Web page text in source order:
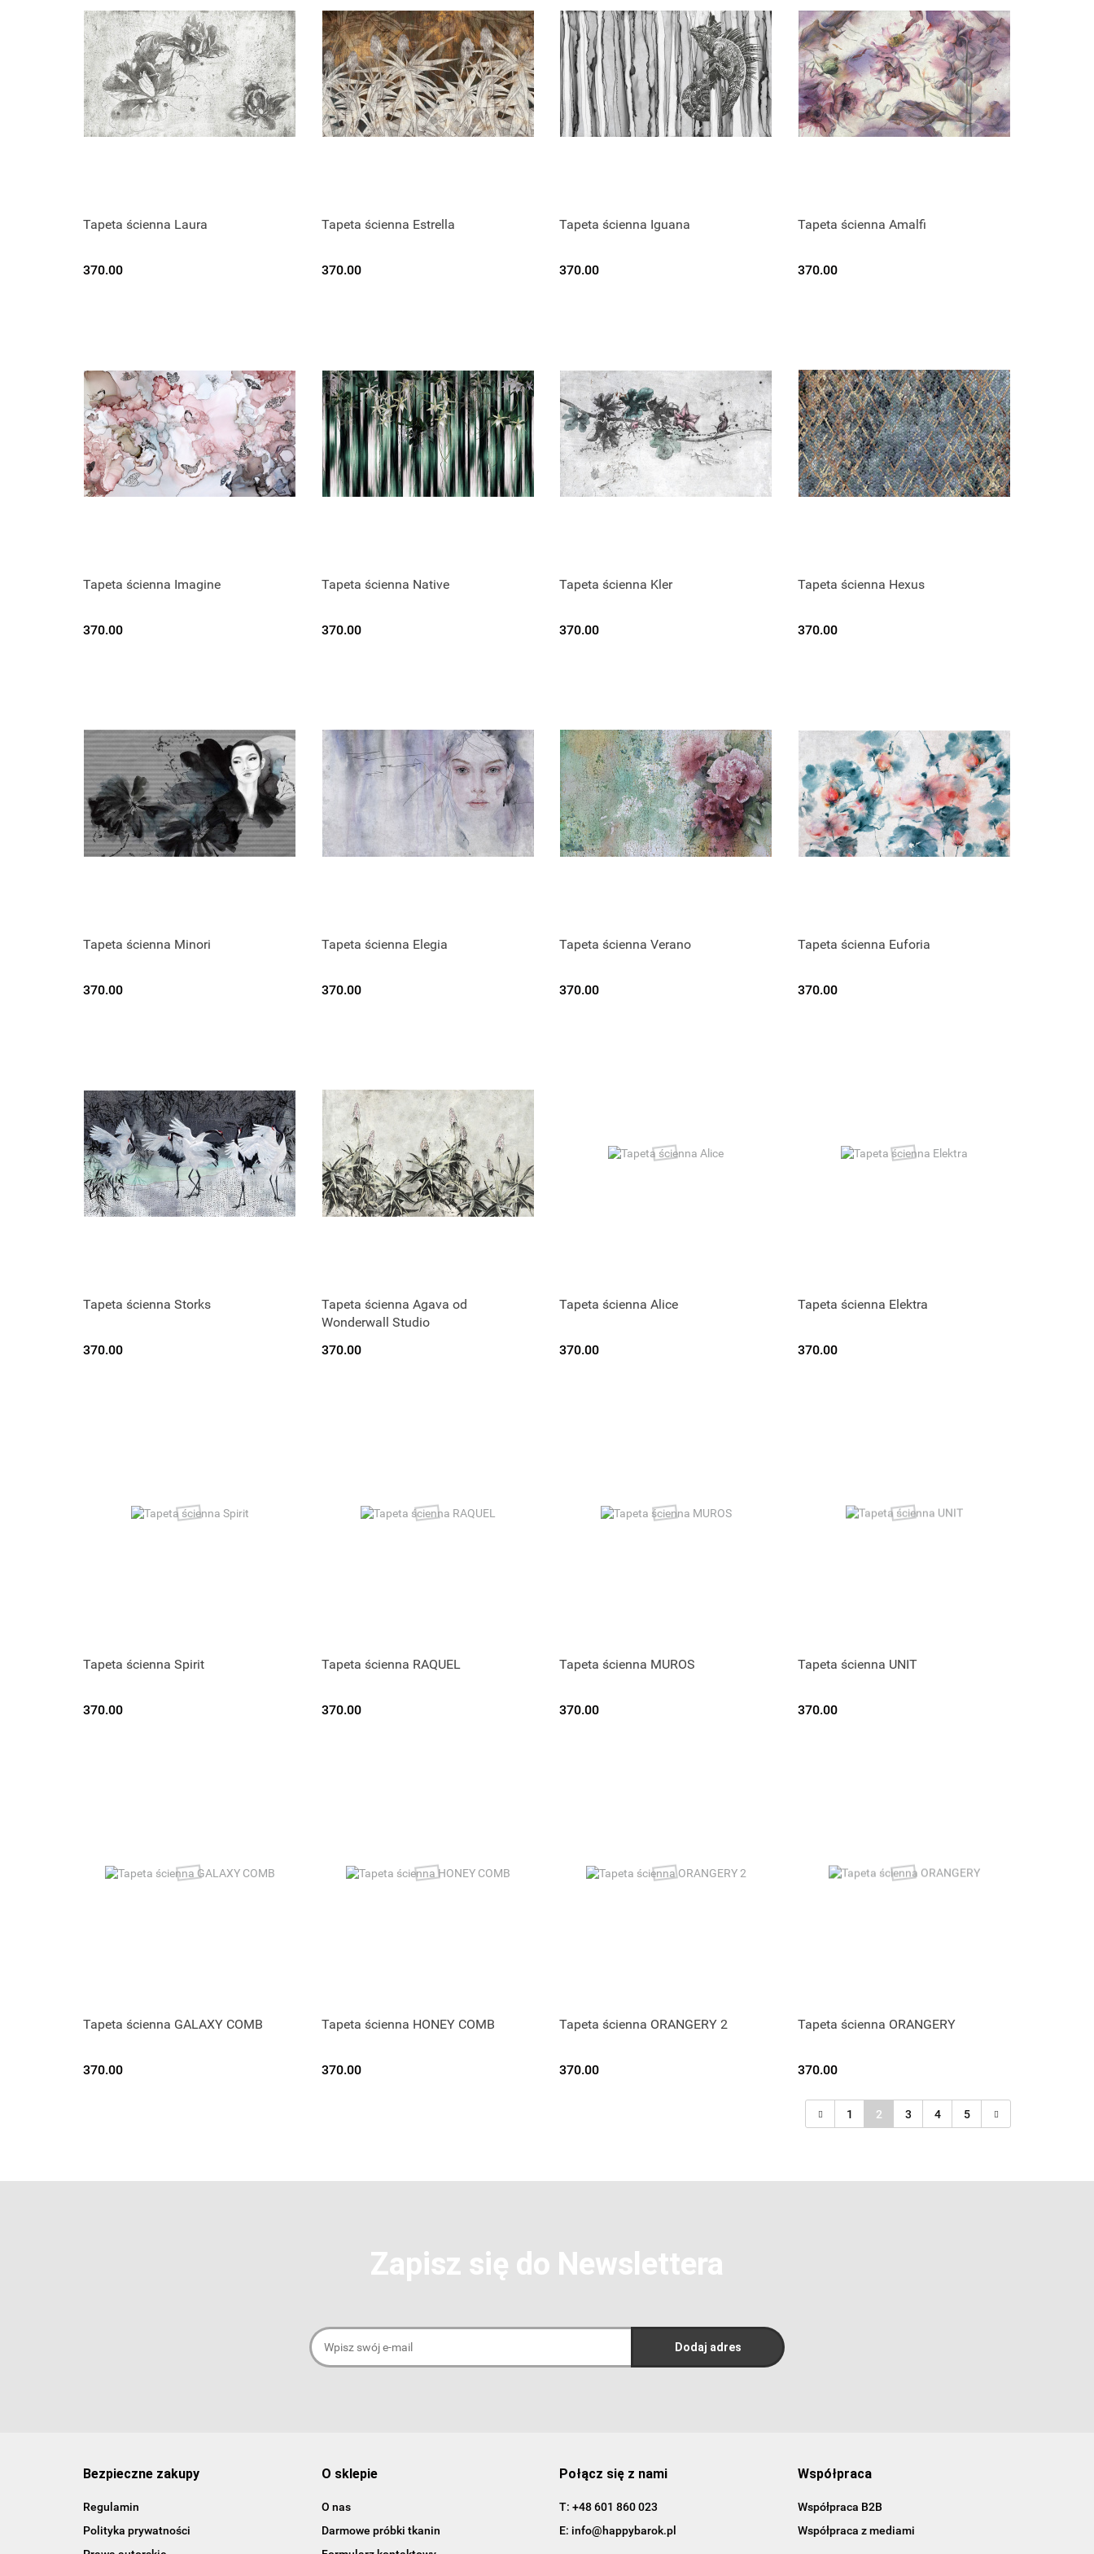
Tapeta ścienna Laura
370.00
Tapeta ścienna Estrella
370.00
Tapeta ścienna Iguana
370.00
Tapeta ścienna Amalfi
370.00
Tapeta ścienna Imagine
370.00
Tapeta ścienna Native
370.00
Tapeta ścienna Kler
370.00
Tapeta ścienna Hexus
370.00
Tapeta ścienna Minori
370.00
Tapeta ścienna Elegia
370.00
Tapeta ścienna Verano
370.00
Tapeta ścienna Euforia
370.00
Tapeta ścienna Storks
370.00
Tapeta ścienna Agava od
Wonderwall Studio
370.00
Tapeta ścienna Alice
370.00
Tapeta ścienna Elektra
370.00
Tapeta ścienna Spirit
370.00
Tapeta ścienna RAQUEL
370.00
Tapeta ścienna MUROS
370.00
Tapeta ścienna UNIT
370.00
Tapeta ścienna GALAXY COMB
370.00
Tapeta ścienna HONEY COMB
370.00
Tapeta ścienna ORANGERY 2
370.00
Tapeta ścienna ORANGERY
370.00
1 2 3 4 5
Zapisz się do Newslettera
Bezpieczne zakupy
Regulamin
Polityka prywatności
O sklepie
O nas
Darmowe próbki tkanin
Połącz się z nami
T: +48 601 860 023
E: info@happybarok.pl
Współpraca
Współpraca B2B
Współpraca z mediami